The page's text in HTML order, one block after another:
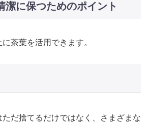
潔に保つためのポイント
茶葉を活用できます。
だ捨てるだけではなく、さまざまな